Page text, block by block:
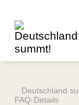
Deutschland
FAQ-Details